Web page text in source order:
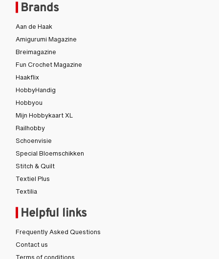
Brands
Aan de Haak
Amigurumi Magazine
Breimagazine
Fun Crochet Magazine
Haakflix
HobbyHandig
Hobbyou
Mijn Hobbykaart XL
Railhobby
Schoenvisie
Special Bloemschikken
Stitch & Quilt
Textiel Plus
Textilia
Helpful links
Frequently Asked Questions
Contact us